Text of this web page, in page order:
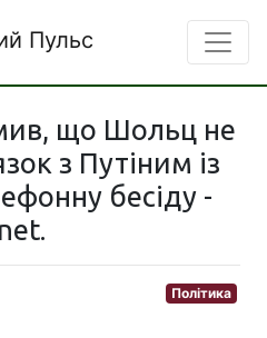
Пульс
що Шольц не
з Путіним із
бесіду -
Політика